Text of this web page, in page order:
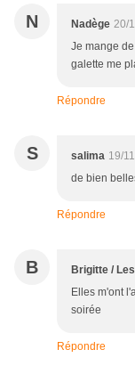
N Nadège 20/
Je mange
galette me
Répondre
S salima 19/
de bien
Répondre
B Brigitte /
Elles m'ont
soirée
Répondre